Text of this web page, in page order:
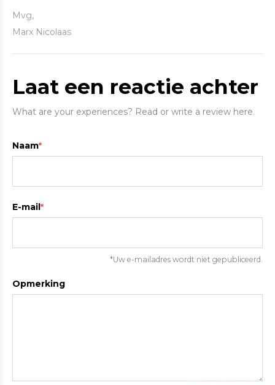
Mvg,
Marx Nicolaas
Laat een reactie achter
What are your experiences? Read or write a review here.
Naam*
E-mail*
*Uw e-mailadres wordt niet gepubliceerd.
Opmerking